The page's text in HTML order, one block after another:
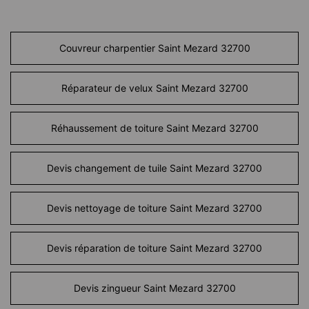
Couvreur charpentier Saint Mezard 32700
Réparateur de velux Saint Mezard 32700
Réhaussement de toiture Saint Mezard 32700
Devis changement de tuile Saint Mezard 32700
Devis nettoyage de toiture Saint Mezard 32700
Devis réparation de toiture Saint Mezard 32700
Devis zingueur Saint Mezard 32700